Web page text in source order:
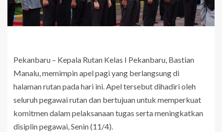
Pekanbaru – Kepala Rutan Kelas I Pekanbaru, Bastian
Manalu, memimpin apel pagi yang berlangsung di
halaman rutan pada hari ini. Apel tersebut dihadiri oleh
seluruh pegawai rutan dan bertujuan untuk memperkuat
komitmen dalam pelaksanaan tugas serta meningkatkan
disiplin pegawai, Senin (11/4).